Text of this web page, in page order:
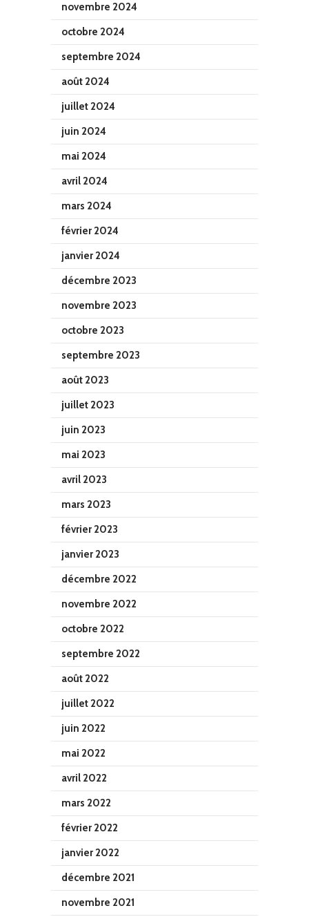
novembre 2024
octobre 2024
septembre 2024
août 2024
juillet 2024
juin 2024
mai 2024
avril 2024
mars 2024
février 2024
janvier 2024
décembre 2023
novembre 2023
octobre 2023
septembre 2023
août 2023
juillet 2023
juin 2023
mai 2023
avril 2023
mars 2023
février 2023
janvier 2023
décembre 2022
novembre 2022
octobre 2022
septembre 2022
août 2022
juillet 2022
juin 2022
mai 2022
avril 2022
mars 2022
février 2022
janvier 2022
décembre 2021
novembre 2021